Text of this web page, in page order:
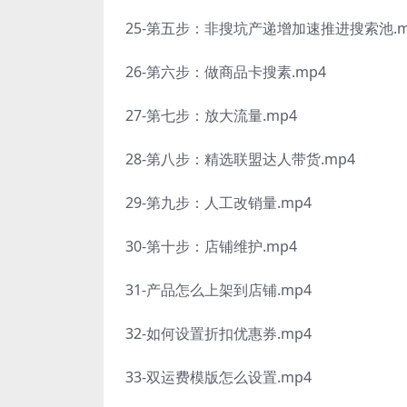
25-第五步：非搜坑产递增加速推进搜索池
26-第六步：做商品卡搜素.mp4
27-第七步：放大流量.mp4
28-第八步：精选联盟达人带货.mp4
29-第九步：人工改销量.mp4
30-第十步：店铺维护.mp4
31-产品怎么上架到店铺.mp4
32-如何设置折扣优惠券.mp4
33-双运费模版怎么设置.mp4